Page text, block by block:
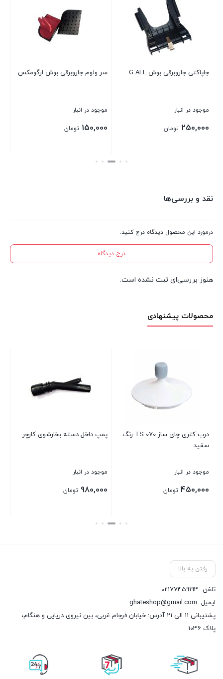
جاپاکتی جاروبرقی بوش G ALL
موجود در انبار
250,000 تومان
سر ولوم جاروبرقی بوش ارگومکس
موجود در انبار
150,000 تومان
بستن
نقد و بررسی‌ها
درمورد این محصول دیدگاه درج کنید.
درج دیدگاه
هنوز بررسی‌ای ثبت نشده است.
محصولات پیشنهادی
درب کتری چای ساز TS 070 رنگ
سفید
موجود در انبار
450,000 تومان
پمپ داخل دسته بخارشوی کارچر
موجود در انبار
980,000 تومان
بستن
رفتن به بالا
تلفن 02177459193
ایمیل ghateshop@gmail.com
پشتیبانی 11 الی 21 آدرس: خیابان فرجام غربی، بین نیروی دریایی و هنگام،
پلاک 1036